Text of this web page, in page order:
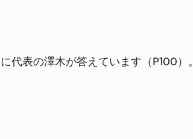
表の澤木が答えています（P100）。